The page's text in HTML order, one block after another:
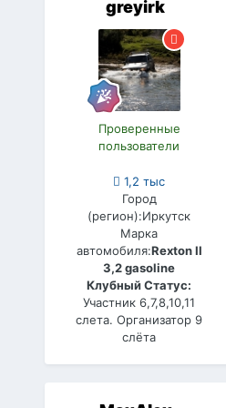
greyirk
Проверенные
пользователи
1,2 тыс
Город
(регион):Иркутск
Марка
автомобиля:Rexton II
3,2 gasoline
Клубный Статус:
Участник 6,7,8,10,11
слета. Организатор 9
слёта